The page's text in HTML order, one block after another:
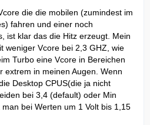
die die mobilen (zumindest im
fahren und einer noch
ist klar das die Hitz erzeugt. Mein
weniger Vcore bei 2,3 GHZ, wie
Turbo eine Vcore in Bereichen
extrem in meinen Augen. Wenn
Desktop CPUS(die ja nicht
bei 3,4 (default) oder Min
bei Werten um 1 Volt bis 1,15